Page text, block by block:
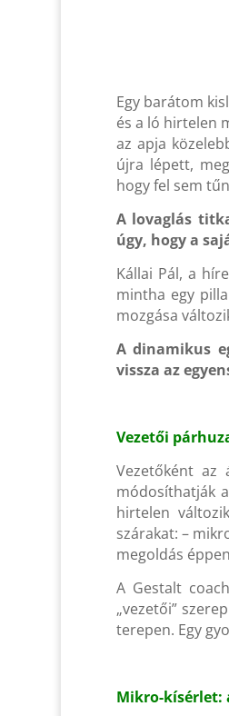
Egy barátom
és a ló hirtelen
az apja
újra lépett,
hogy fel sem
A lovaglás
úgy, hogy a
Kállai Pál, a
mintha egy
mozgása
A dinamikus
vissza az
Vezetői
Vezetőként az
módosíthatják
hirtelen
szárakat: –
megoldás
A Gestalt
„vezetői”
terepen. Egy
Mikro-kísérlet: